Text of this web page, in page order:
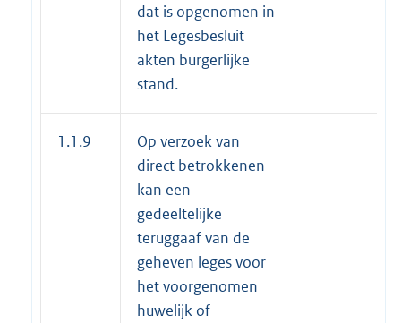
dat is opgenomen in
het Legesbesluit
akten burgerlijke
stand.
1.1.9
Op verzoek van
direct betrokkenen
kan een
gedeeltelijke
teruggaaf van de
geheven leges voor
het voorgenomen
huwelijk of